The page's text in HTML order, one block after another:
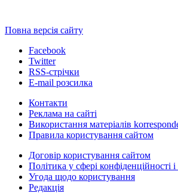
Повна версія сайту
Facebook
Twitter
RSS-стрічки
E-mail розсилка
Контакти
Реклама на сайті
Використання матеріалів
Правила користування сайтом
Договір користування сайтом
Політика у сфері конфіденційності
Угода щодо користування
Редакція